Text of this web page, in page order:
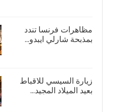
مظاهرات فرنسا تندد
بمذبحة شارلي ايبدو...
زيارة السيسي للاقباط
بعيد الميلاد المجيد...